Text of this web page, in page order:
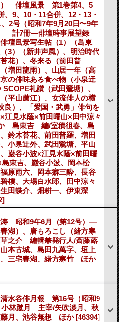
） 俳壇風景 第1巻第4、5
、9、10・11合併、12・13・
2号（昭和7年9月20日〜9年
計7冊―俳壇時事展望録
俳壇風景写生帖（1）（島東
3）（新井声風）、明治時代
花）、冬来る（前田普
増田龍雨）、山居一年（高
の俳味ある食べ物（小泉迂
礼讃（武田鶯塘）、
平山蘆江）、女流俳人の横
良）、「愛国・武勇」俳句を
江見水蔭×前田曙山×田中涼々
島東吉 編/室積徂春、島
鈴木苔花、前田普羅、増田
小泉迂外、武田鶯塘、平山
巌谷小波×江見水蔭×前田曙
東吉、巌谷小波、岡本松
原雨六、岡本癖三酔、長谷
樓、大場白水郎、田中涼々
田蝶介、畑耕一、伊東深
涛 昭和9年6月（第12号）―
湖）、唐もろこし（緒方寒
之介 編輯兼発行人/斎藤蕗
本古城、島田九萬字、垣上
三宅春湖、緒方寒竹 ほか
水谷俳月報 第16号（昭和9
林蹴月 主宰/矢吹淡月、秋
藤月、池谷無想 ほか[46394]